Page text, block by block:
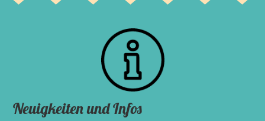
Neuigkeiten und Infos